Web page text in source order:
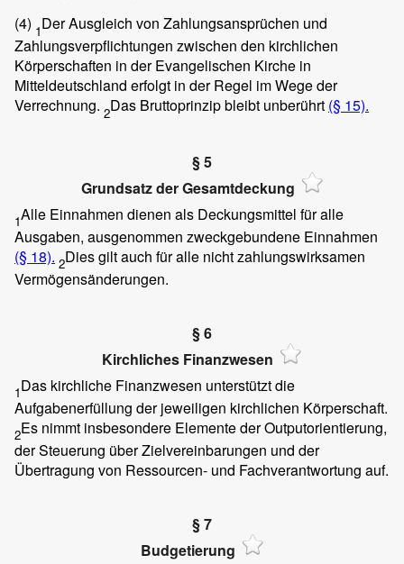
(4) 1Der Ausgleich von Zahlungsansprüchen und
Zahlungsverpflichtungen zwischen den kirchlichen
Körperschaften in der Evangelischen Kirche in
Mitteldeutschland erfolgt in der Regel im Wege der
Verrechnung. 2Das Bruttoprinzip bleibt unberührt (§ 15).
§ 5
Grundsatz der Gesamtdeckung
1Alle Einnahmen dienen als Deckungsmittel für alle
Ausgaben, ausgenommen zweckgebundene Einnahmen
(§ 18). 2Dies gilt auch für alle nicht zahlungswirksamen
Vermögensänderungen.
§ 6
Kirchliches Finanzwesen
1Das kirchliche Finanzwesen unterstützt die
Aufgabenerfüllung der jeweiligen kirchlichen Körperschaft.
2Es nimmt insbesondere Elemente der Outputorientierung,
der Steuerung über Zielvereinbarungen und der
Übertragung von Ressourcen- und Fachverantwortung auf.
§ 7
Budgetierung